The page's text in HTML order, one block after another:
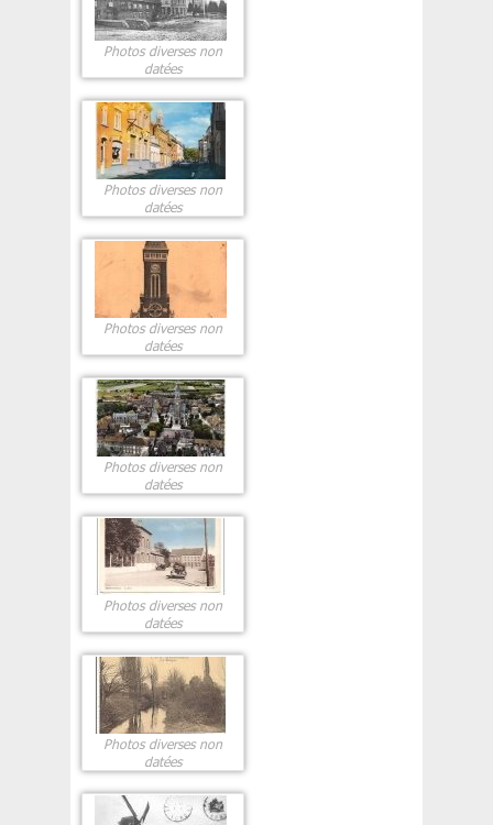
Photos diverses non
datées
Photos diverses non
datées
Photos diverses non
datées
Photos diverses non
datées
Photos diverses non
datées
Photos diverses non
datées